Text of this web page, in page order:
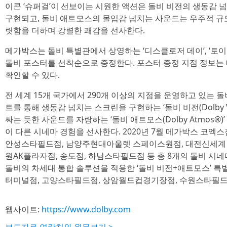
이콘 ‘슈퍼걸’이 선보이는 시원한 액션은 돌비 비전의 생동감
구현되고, 돌비 애트모스의 몰입감 넘치는 사운드는 우주적
릿함을 더하며 강렬한 쾌감을 선사한다.
메가박스는 돌비 특별관에서 상영하는 ‘디스클로저 데이’, ‘토
돌비 포스터를 선착순으로 증정한다. 포스터 증정 지점 정보
확인할 수 있다.
전 세계 15개 국가에서 290개 이상의 지점을 운영하고 있는
트를 통해 생동감 넘치는 스크린을 구현하는 ‘돌비 비전
싸는 듯한 사운드를 자랑하는 ‘돌비 애트모스(Dolby
이 다른 시네마 경험을 선사한다. 2020년 7월 메가박스 코엑
안성스타필드점, 남양주현대아울렛 스페이스원점, 대전신세
원AK플라자점, 송도점, 하남스타필드점 등 총 8개의 돌비 시
돌비의 차세대 통합 솔루션을 적용한 ‘돌비 비전+애트모스’
터미널점, 고양스타필드점, 상암월드컵경기장점, 수원스타필
웹사이트: https://www.dolby.com